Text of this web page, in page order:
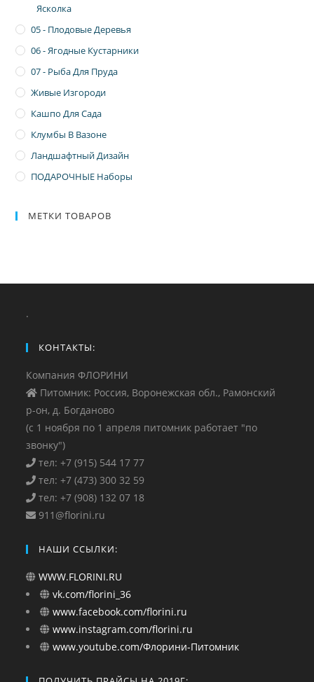
Ясколка
05 - Плодовые Деревья
06 - Ягодные Кустарники
07 - Рыба Для Пруда
Живые Изгороди
Кашпо Для Сада
Клумбы В Вазоне
Ландшафтный Дизайн
ПОДАРОЧНЫЕ Наборы
МЕТКИ ТОВАРОВ
.
КОНТАКТЫ:
Компания ФЛОРИНИ
Питомник: Россия, Воронежская обл., Рамонский
р-он, д. Богданово
(с 1 ноября по 1 апреля питомник работает "по
звонку")
тел: +7 (915) 544 17 77
тел: +7 (473) 300 32 59
тел: +7 (908) 132 07 18
911@florini.ru
НАШИ ССЫЛКИ:
WWW.FLORINI.RU
vk.com/florini_36
www.facebook.com/florini.ru
www.instagram.com/florini.ru
www.youtube.com/Флорини-Питомник